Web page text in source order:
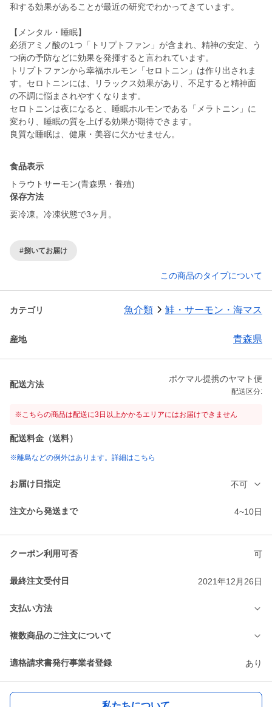
和する効果があることが最近の研究でわかってきています。
【メンタル・睡眠】
必須アミノ酸の1つ「トリプトファン」が含まれ、精神の安定、う
つ病の予防などに効果を発揮すると言われています。
トリプトファンから幸福ホルモン「セロトニン」は作り出されま
す。セロトニンには、リラックス効果があり、不足すると精神面
の不調に悩まされやすくなります。
セロトニンは夜になると、睡眠ホルモンである「メラトニン」に
変わり、睡眠の質を上げる効果が期待できます。
食品表示
トラウトサーモン(青森県・養殖)
保存方法
要冷凍。冷凍状態で3ヶ月。
#捌いてお届け
この商品のタイプについて
カテゴリ 魚介類 鮭・サーモン・海マス
産地 青森県
配送方法
ポケマル提携のヤマト便
配送区分:
※こちらの商品は配送に3日以上かかるエリアにはお届けできません
配送料金（送料）
※離島などの例外はあります。詳細はこちら
お届け日指定 不可
注文から発送まで 4~10日
クーポン利用可否 可
最終注文受付日 2021年12月26日
支払い方法
複数商品のご注文について
適格請求書発行事業者登録 あり